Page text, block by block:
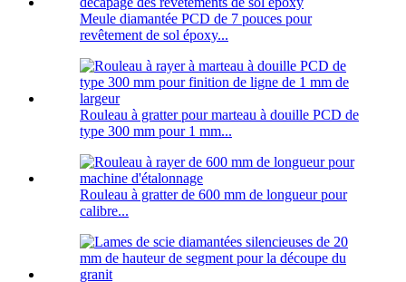
Meule diamantée PCD de 7 pouces pour
revêtement de sol époxy...
Rouleau à gratter pour marteau à douille PCD de
type 300 mm pour 1 mm...
Rouleau à gratter de 600 mm de longueur pour
calibre...